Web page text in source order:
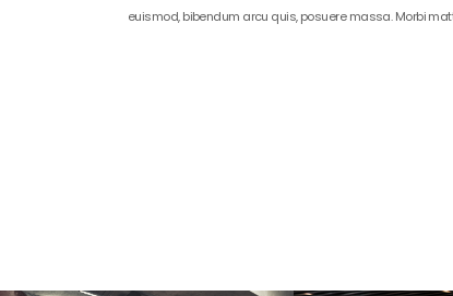
euismod, bibendum arcu quis, posuere massa. Morbi